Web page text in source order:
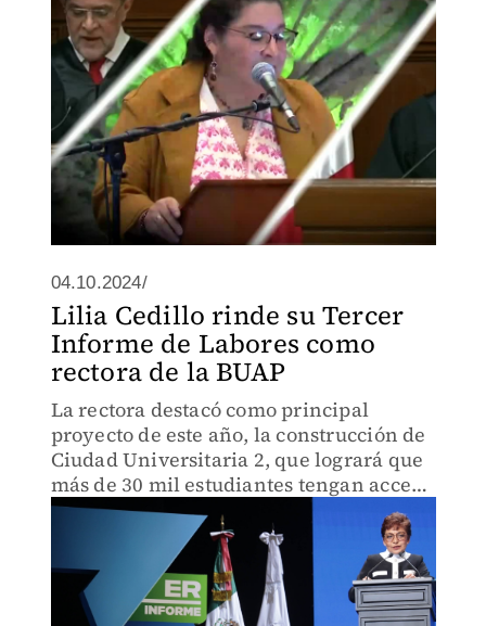
04.10.2024/
Lilia Cedillo rinde su Tercer
Informe de Labores como
rectora de la BUAP
La rectora destacó como principal
proyecto de este año, la construcción de
Ciudad Universitaria 2, que logrará que
más de 30 mil estudiantes tengan acceso
educativo de vanguardia.